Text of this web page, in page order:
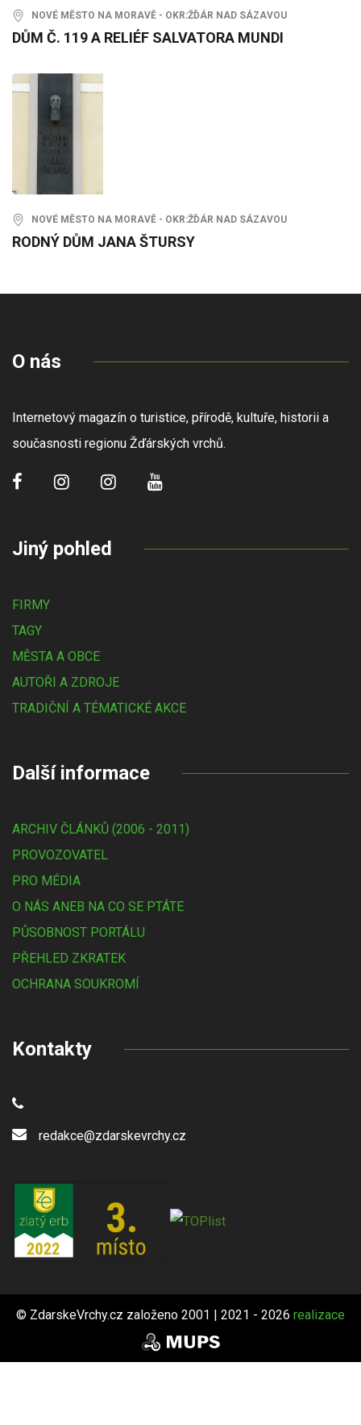
NOVÉ MĚSTO NA MORAVĚ - OKR:ŽĎÁR NAD SÁZAVOU
DŮM Č. 119 A RELIÉF SALVATORA MUNDI
NOVÉ MĚSTO NA MORAVĚ - OKR:ŽĎÁR NAD SÁZAVOU
RODNÝ DŮM JANA ŠTURSY
O nás
Internetový magazín o turistice, přírodě, kultuře, historii a
současnosti regionu Žďárských vrchů.
Jiný pohled
FIRMY
TAGY
MĚSTA A OBCE
AUTOŘI A ZDROJE
TRADIČNÍ A TÉMATICKÉ AKCE
Další informace
ARCHIV ČLÁNKŮ (2006 - 2011)
PROVOZOVATEL
PRO MÉDIA
O NÁS ANEB NA CO SE PTÁTE
PŮSOBNOST PORTÁLU
PŘEHLED ZKRATEK
OCHRANA SOUKROMÍ
Kontakty
redakce@zdarskevrchy.cz
© ZdarskeVrchy.cz založeno 2001 | 2021 - 2026 realizace